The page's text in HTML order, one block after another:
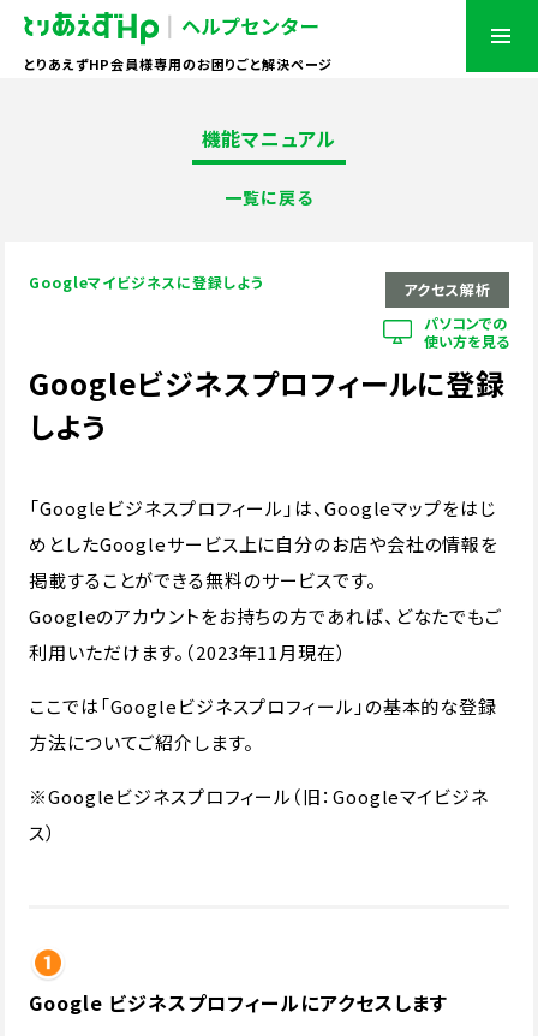
とりあえずHP会員様専用のお困りごと解決ページ
機能マニュアル
一覧に戻る
パソコンでの
使い方を見る
アクセス解析
Googleマイビジネスに登録しよう
Googleビジネスプロフィールに登録
しよう
「Googleビジネスプロフィール」は、Googleマップをはじ
めとしたGoogleサービス上に自分のお店や会社の情報を
掲載することができる無料のサービスです。
Googleのアカウントをお持ちの方であれば、どなたでもご
利用いただけます。（2023年11月現在）
ここでは「Googleビジネスプロフィール」の基本的な登録
方法についてご紹介します。
※Googleビジネスプロフィール（旧：Googleマイビジネ
ス）
Google ビジネスプロフィールにアクセスします